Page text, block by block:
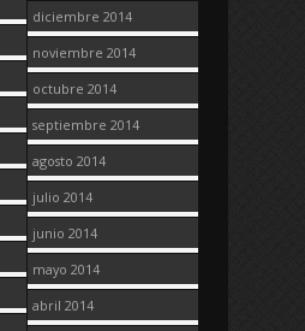
diciembre 2014
noviembre 2014
octubre 2014
septiembre 2014
agosto 2014
julio 2014
junio 2014
mayo 2014
abril 2014